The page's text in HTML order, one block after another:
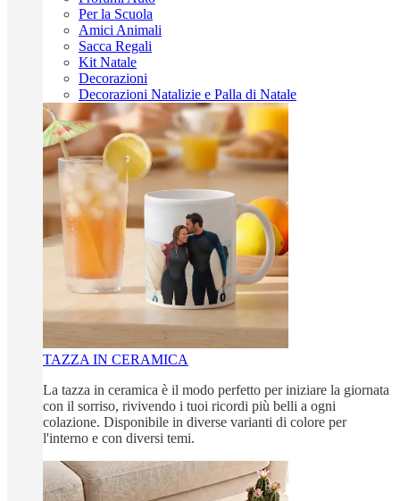
Per la Scuola
Amici Animali
Sacca Regali
Kit Natale
Decorazioni
Decorazioni Natalizie e Palla di Natale
TAZZA IN CERAMICA
La tazza in ceramica è il modo perfetto per iniziare la giornata
con il sorriso, rivivendo i tuoi ricordi più belli a ogni
colazione. Disponibile in diverse varianti di colore per
l'interno e con diversi temi.